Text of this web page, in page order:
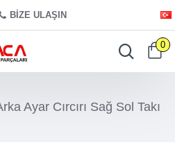
BIZE ULAŞIN
0
Ayar Cırcırı Sağ Sol Takı